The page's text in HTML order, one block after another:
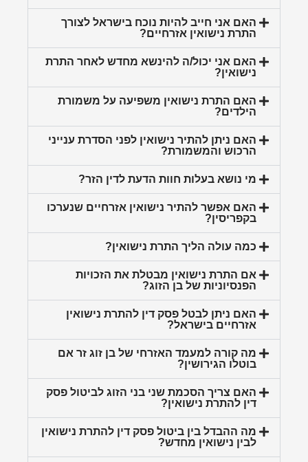
האם אני חייב להיות נוכח בישראל לצורך
התרת נישואין אזרחיים?
האם אני יכול/ה להינשא מחדש לאחר התרת
נישואין?
האם התרת נישואין משפיעה על משמורת
הילדים?
האם ניתן להתיר נישואין לפני הסדרת ענייני
הרכוש והמשמורת?
מי נושא בעלות חוות הדעת לדין הזר?
האם אפשר להתיר נישואין אזרחיים שנערכו
בקפריסין?
כמה עולה הליך התרת נישואין?
אם התרת נישואין מבטלת את הזכויות
הפנסיוניות של בן הזוג?
האם ניתן לבטל פסק דין להתרת נישואין
אזרחיים בישראל?
מה קורה למעמד האזרחי של בן זוג זר אם
בוטלו הגירושין?
האם צריך הסכמת שני בני הזוג לביטול פסק
דין להתרת נישואין?
מה ההבדל בין ביטול פסק דין להתרת נישואין
לבין נישואין מחדש?